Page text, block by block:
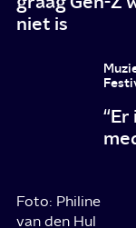
niet is
Foto: Philine
van den Hul